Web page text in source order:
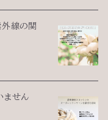
外線の関
ません